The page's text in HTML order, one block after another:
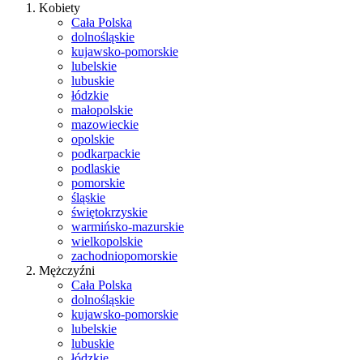
Kobiety
Cała Polska
dolnośląskie
kujawsko-pomorskie
lubelskie
lubuskie
łódzkie
małopolskie
mazowieckie
opolskie
podkarpackie
podlaskie
pomorskie
śląskie
świętokrzyskie
warmińsko-mazurskie
wielkopolskie
zachodniopomorskie
Mężczyźni
Cała Polska
dolnośląskie
kujawsko-pomorskie
lubelskie
lubuskie